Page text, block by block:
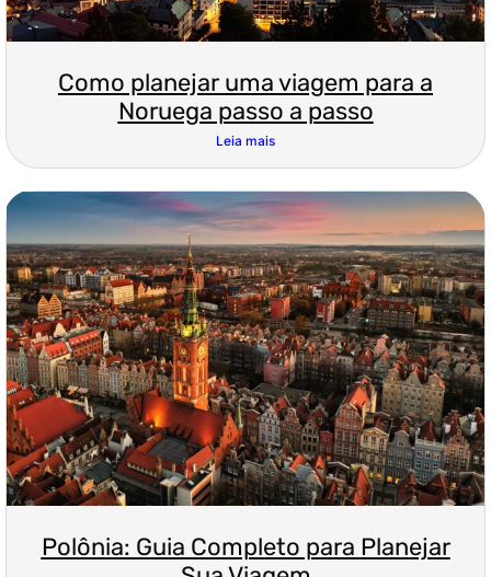
Como planejar uma viagem para a
Noruega passo a passo
Leia mais
Polônia: Guia Completo para Planejar